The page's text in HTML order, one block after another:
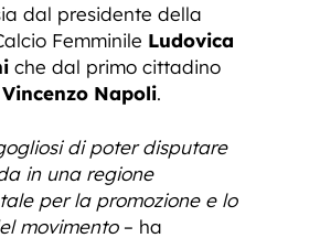
dal presidente della
Femminile Ludovica
che dal primo cittadino
Vincenzo Napoli.
di poter disputare
in una regione
per la promozione e lo
movimento– ha